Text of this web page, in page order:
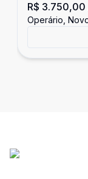
R$ 3.750,00
Operário,